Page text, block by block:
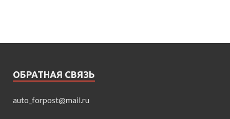
ОБРАТНАЯ СВЯЗЬ
auto_forpost@mail.ru